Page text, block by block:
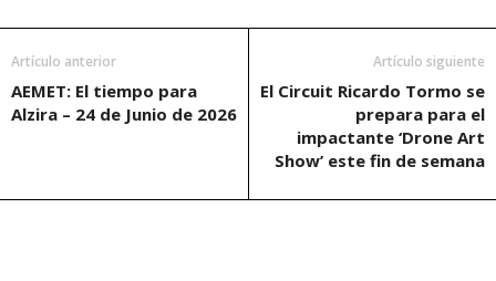
Artículo anterior
AEMET: El tiempo para
Alzira – 24 de Junio de 2026
Artículo siguiente
El Circuit Ricardo Tormo se
prepara para el
impactante ‘Drone Art
Show’ este fin de semana